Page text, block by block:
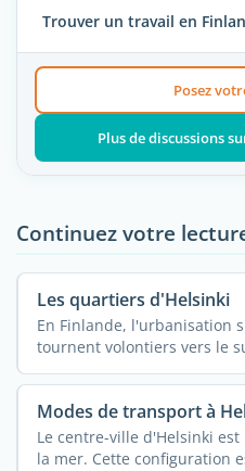
Trouver un travail en
Posez
Plus de discussions
Continuez votre
Les quartiers d'Helsinki
En Finlande, l'urbanisation
tournent volontiers vers le
Modes de transport à
Le centre-ville d'Helsinki
la mer. Cette configuration